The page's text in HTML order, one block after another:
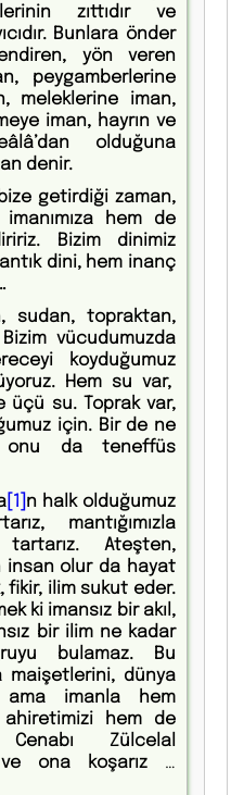
zıttıdır ve
Bunlara önder
yön veren
peygamberlerine
meleklerine iman,
iman, hayrın ve
olduğuna
denir.
getirdiği zaman,
hem de
Bizim dinimiz
dini, hem inanç
sudan, topraktan,
vücudumuzda
koyduğumuz
Hem su var,
üçü su. Toprak var,
için. Bir de ne
onu da teneffüs
[1]n halk olduğumuz
mantığımızla
Ateşten,
insan olur da hayat
fikir, ilim sukut eder.
ki imansız bir akıl,
bir ilim ne kadar
bulamaz. Bu
maişetlerini, dünya
ama imanla hem
ahiretimizi hem de
Zülcelal
ona koşarız …